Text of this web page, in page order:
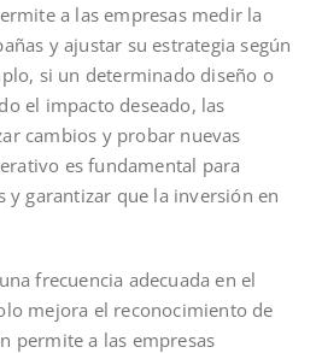
a las empresas medir la
y ajustar su estrategia según
si un determinado diseño o
el impacto deseado, las
cambios y probar nuevas
es fundamental para
y garantizar que la inversión en
frecuencia adecuada en el
mejora el reconocimiento de
permite a las empresas